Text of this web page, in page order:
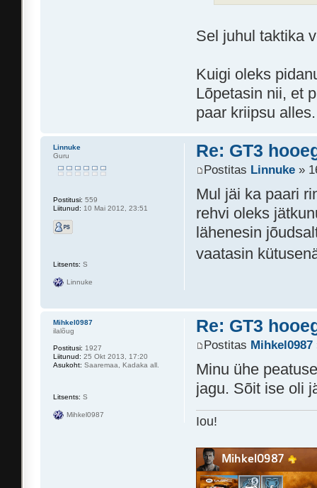
Sel juhul taktika
Kuigi oleks
Lõpetasin nii, et
paar kriipsu alles.
Re: GT3
Postitas Linnuke »
Mul jäi ka paari
rehvi oleks
lähenesin
vaatasin
Linnuke
Guru
Postitusi: 559
Liitunud: 10 Mai 2012, 23:51
Litsents: S
Linnuke
Re: GT3
Postitas Mihkel0987
Minu ühe
jagu. Sõit ise oli
Iou!
Mihkel0987
ilalõug
Postitusi: 1927
Liitunud: 25 Okt 2013, 17:20
Asukoht: Saaremaa, Kadaka all.
Litsents: S
Mihkel0987